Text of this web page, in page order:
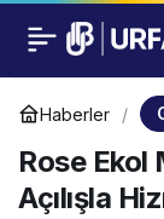
Haberler
Rose Ekol
Açılışla
Rose Ekol
Grubu
Açılışla